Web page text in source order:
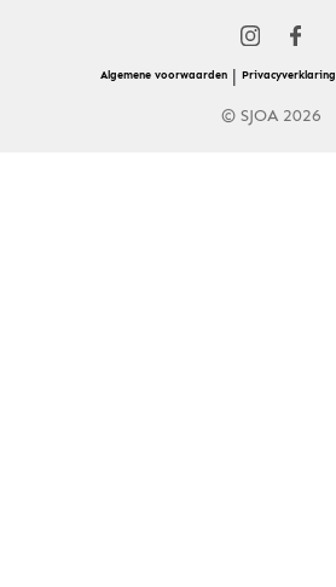
© SJOA 2026
Algemene voorwaarden | Privacyverklaring